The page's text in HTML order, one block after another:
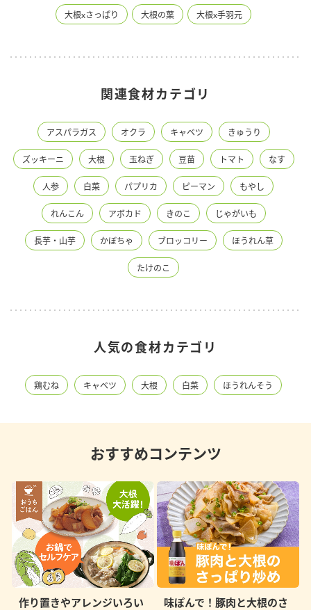
大根xさっぱり 大根の葉 大根x手羽元
関連食材カテゴリ
アスパラガス オクラ キャベツ きゅうり
ズッキーニ 大根 玉ねぎ 豆苗 トマト なす
人参 白菜 パプリカ ピーマン もやし
れんこん アボカド きのこ じゃがいも
長芋・山芋 かぼちゃ ブロッコリー ほうれん草
たけのこ
人気の食材カテゴリ
鶏むね キャベツ 大根 白菜 ほうれんそう
おすすめコンテンツ
作り置きやアレンジいろい
味ぽんで！豚肉と大根のさ